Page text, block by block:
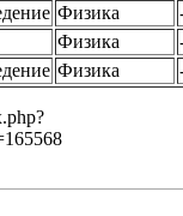
Физика
Физика
Физика